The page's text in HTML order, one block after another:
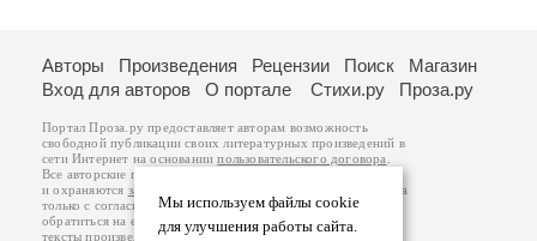
Мы используем файлы cookie
для улучшения работы сайта.
Авторы Произведения Рецензии Поиск
Магазин
Вход для авторов
О портале Стихи.ру Проза.ру
Портал Проза.ру предоставляет авторам возможность
свободной публикации своих литературных произведений в
сети Интернет на основаниипользовательского договора
Все авторские права на произведения принадлежат авторам
и охраняются законом
. Перепечатка произведений возможна
только с согласия его автора, к которому вы можете
обратиться на его авторской странице. Ответственность за
тексты произведений авторы несут самостоятельно на